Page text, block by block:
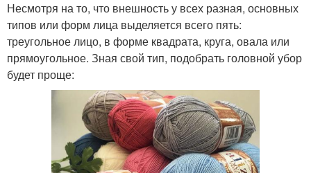
Несмотря на то, что внешность у всех разная, основных
типов или форм лица выделяется всего пять:
треугольное лицо, в форме квадрата, круга, овала или
прямоугольное. Зная свой тип, подобрать головной убор
будет проще: